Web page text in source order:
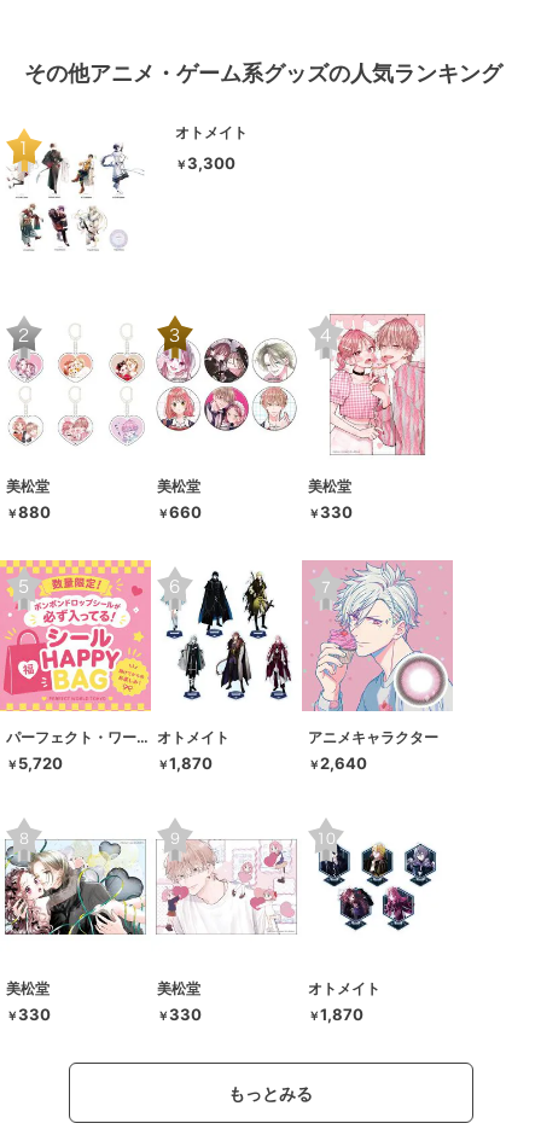
その他アニメ・ゲーム系グッズの人気ランキング
オトメイト
￥3,300
美松堂
￥880
美松堂
￥660
美松堂
￥330
パーフェクト・ワールド・トーキョー
￥ 5,720
オトメイト
￥1,870
アニメキャラクター
￥2,640
美松堂
￥330
美松堂
￥330
オトメイト
￥1,870
もっとみる